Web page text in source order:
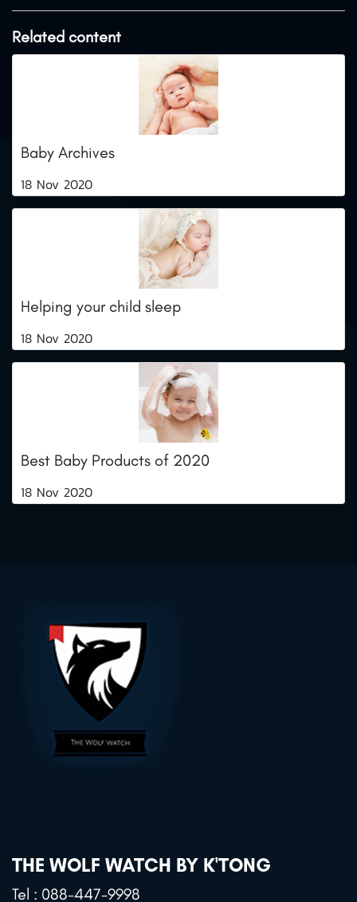
Related content
Baby Archives
18 Nov 2020
Helping your child sleep
18 Nov 2020
Best Baby Products of 2020
18 Nov 2020
THE WOLF WATCH BY K'TONG
Tel : 088-447-9998